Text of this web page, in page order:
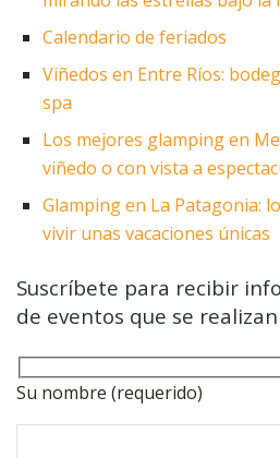
Calendario de feriados
Viñedos en Entre Ríos:
spa
Los mejores glamping en
viñedo o con vista a
Glamping en La Patagonia:
vivir unas vacaciones únicas
Suscríbete para recibir
de eventos que se
Su nombre (requerido)